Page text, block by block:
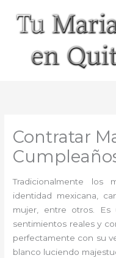
contenido
Contratar
Tradicionalmente
identidad mexicana,
mujer, entre otros. Es
sentimientos reales y
perfectamente con su
blanco luciendo